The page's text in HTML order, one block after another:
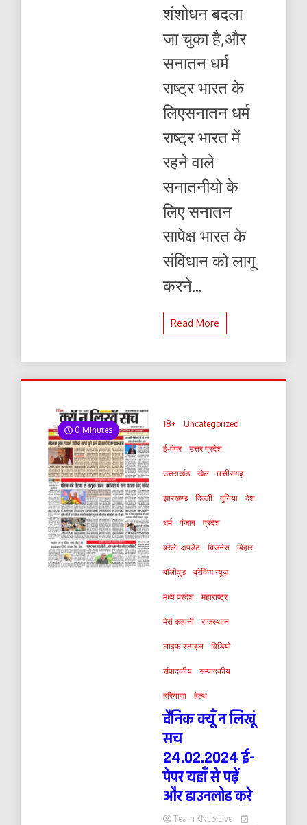
शंशोधन
जा
है,
शंशोधन बदला
जा चुका है,और
सनातन धर्म
राष्ट्र भारत के
लिएसनातन धर्म
राष्ट्र भारत में
रहने वाले
सनातनीयो के
लिए सनातन
सापेक्ष भारत के
संविधान को लागू
करने...
Read More
0 Minutes
18+ Uncategorized
ई-पेपर उत्तर प्रदेश
उत्तराखंड खेल छत्तीसगढ़
झारखण्ड दिल्ली दुनिया देश
धर्म पंजाब प्रदेश
बरेली अपडेट बिजनेस बिहार
बॉलीवुड ब्रेकिंग न्यूज़
मध्य प्रदेश महाराष्ट्र
मेरी कहानी राजस्थान
लाइफ स्टाइल विडियो
संपादकीय सम्पादकीय
हरियाणा हेल्थ
दैनिक क्यूँ न लिखूं
सच
24.02.2024 ई-
पेपर यहाँ से पढ़ें
और डाउनलोड करे
Team KNLS Live